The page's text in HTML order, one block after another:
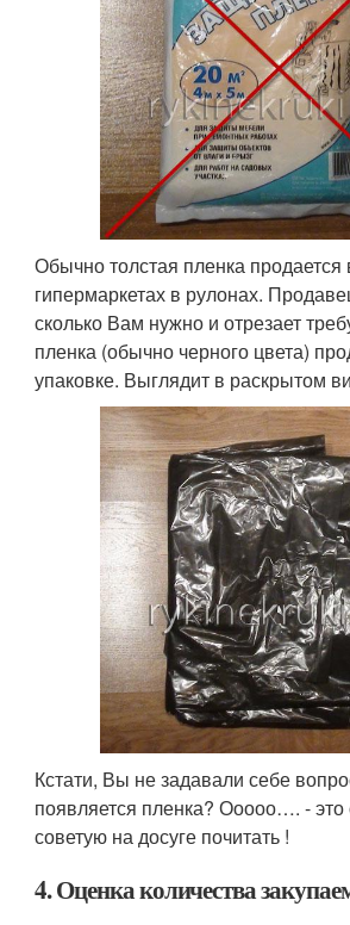
Обычно толстая пленка продается
гипермаркетах в рулонах.
сколько Вам нужно и отрезает
пленка (обычно черного цвета)
упаковке. Выглядит в раскрытом
Кстати, Вы не задавали себе
появляется пленка? Ооооо…. - это
советую на досуге почитать !
4. Оценка количества